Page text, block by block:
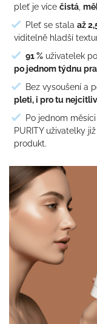
pleť je více čistá
Pleť se stala až
viditelně hladší
91 %uživatelek
po jednom týdnu
Bez vysoušení a
pleti, i pro tu
Po jednom
PURITY uživatelky
produkt.